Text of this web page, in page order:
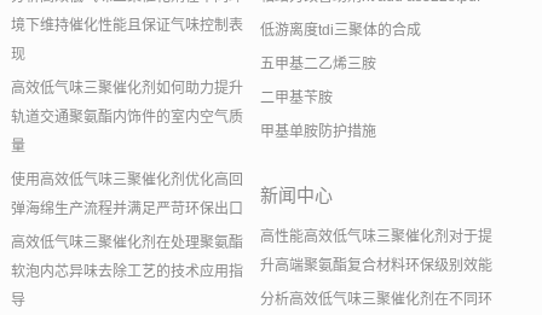
境下维持催化性能且保证气味控制表
现
高效低气味三聚催化剂如何助力提升
轨道交通聚氨酯内饰件的室内空气质
量
使用高效低气味三聚催化剂优化高回
弹海绵生产流程并满足严苛环保出口
高效低气味三聚催化剂在处理聚氨酯
软泡内芯异味去除工艺的技术应用指
导
低游离度tdi三聚体的合成
五甲基二乙烯三胺
二甲基苄胺
甲基单胺防护措施
新闻中心
高性能高效低气味三聚催化剂对于提
升高端聚氨酯复合材料环保级别效能
分析高效低气味三聚催化剂在不同环